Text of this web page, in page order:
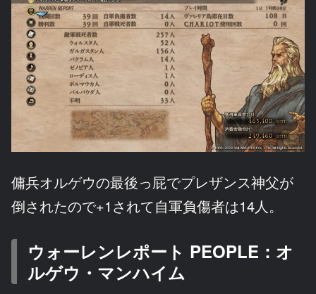
傭兵オルゲウの最後っ屁でプレザンス神父が
倒されたので+1されて自軍負傷者は14人。
ウォーレンレポート PEOPLE：オ
ルゲウ・マンハイム